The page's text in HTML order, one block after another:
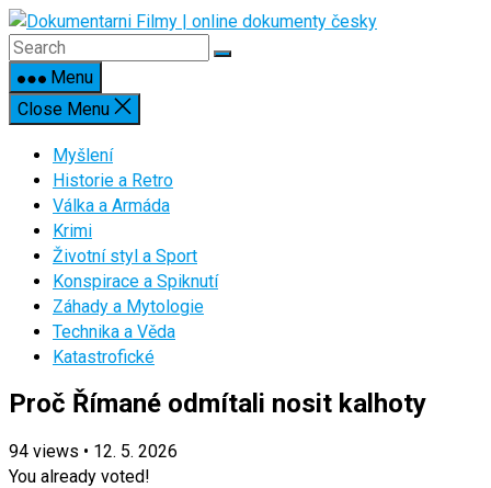
Skip
to
contentMenu
Close Menu
Myšlení
Historie a Retro
Válka a Armáda
Krimi
Životní styl a Sport
Konspirace a Spiknutí
Záhady a Mytologie
Technika a Věda
Katastrofické
Proč Římané odmítali nosit kalhoty
94 views • 12. 5. 2026
You already voted!